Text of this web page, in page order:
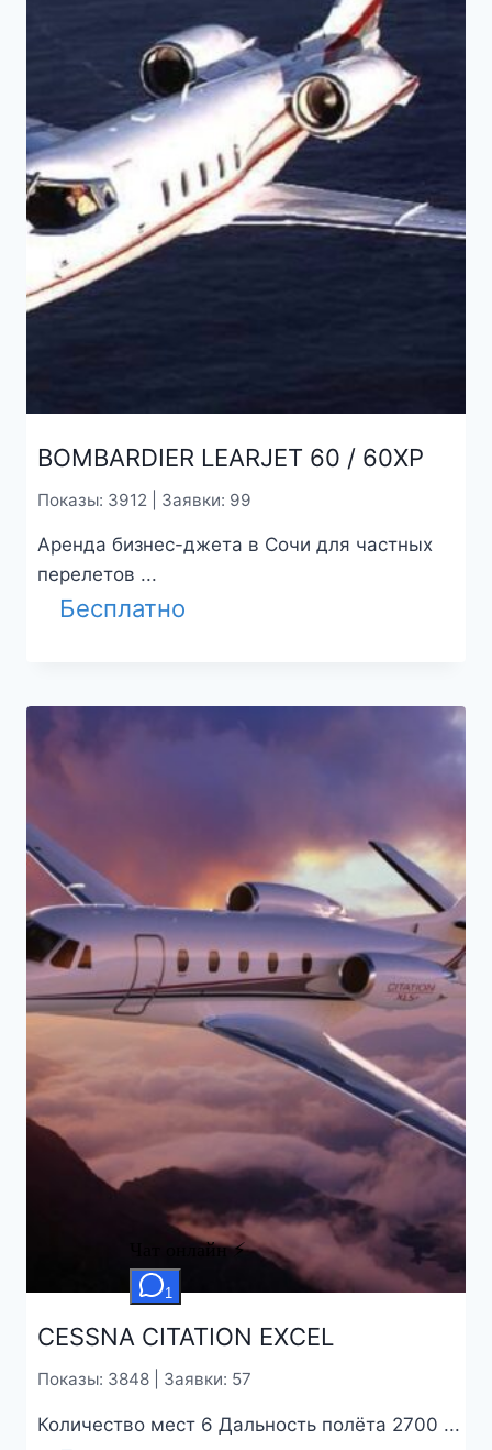
BOMBARDIER LEARJET 60 / 60XP
Показы: 3912 | Заявки: 99
Аренда бизнес-джета в Сочи для частных
перелетов ...
Бесплатно
CESSNA CITATION EXCEL
Показы: 3848 | Заявки: 57
Количество мест 6 Дальность полёта 2700 ...